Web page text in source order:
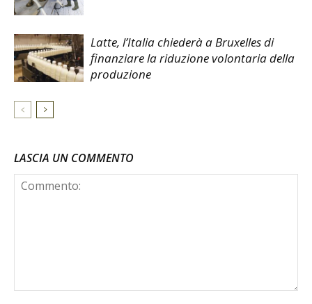
Latte, l’Italia chiederà a Bruxelles di
finanziare la riduzione volontaria della
produzione
LASCIA UN COMMENTO